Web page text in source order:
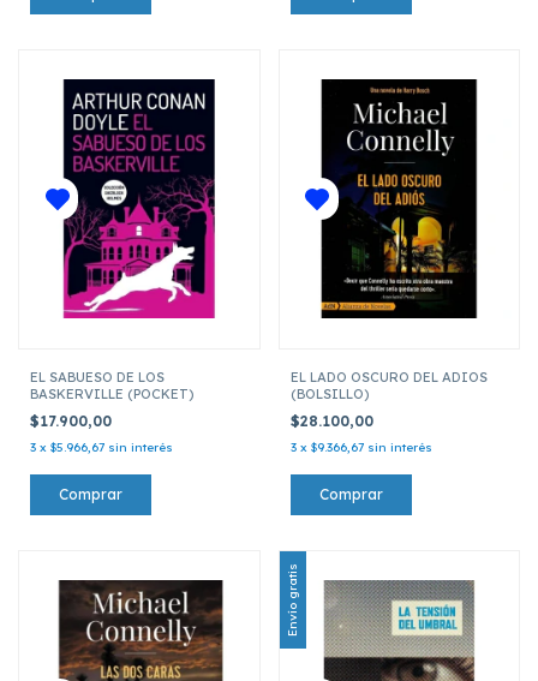
EL SABUESO DE LOS
BASKERVILLE (POCKET)
$17.900,00
3 x $5.966,67 sin interés
EL LADO OSCURO DEL ADIOS
(BOLSILLO)
$28.100,00
3 x $9.366,67 sin interés
Envío gratis